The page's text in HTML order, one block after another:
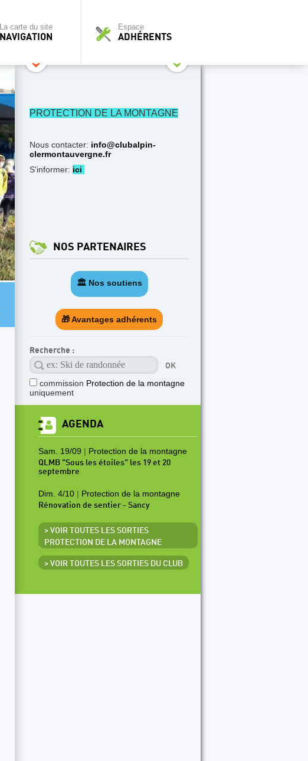
La carte du site
NAVIGATION
Espace
ADHÉRENTS
PROTECTION DE LA MONTAGNE
Nous contacter: info@clubalpin-
clermontauvergne.fr
S'informer: ici
NOS PARTENAIRES
🏛️ Nos soutiens
🎁 Avantages adhérents
Recherche :
commission Protection de la montagne
uniquement
AGENDA
Sam. 19/09 | Protection de la montagne
QLMB "Sous les étoiles" les 19 et 20
septembre
Dim. 4/10 | Protection de la montagne
Rénovation de sentier - Sancy
> VOIR TOUTES LES SORTIES
PROTECTION DE LA MONTAGNE
> VOIR TOUTES LES SORTIES DU CLUB